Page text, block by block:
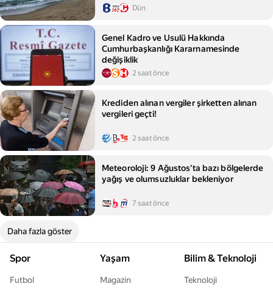
Dün
Genel Kadro ve Usulü Hakkında
Cumhurbaşkanlığı Kararnamesinde
değişiklik
2 saat önce
Krediden alınan vergiler şirketten alınan
vergileri geçti!
2 saat önce
Meteoroloji: 9 Ağustos'ta bazı bölgelerde
yağış ve olumsuzluklar bekleniyor
7 saat önce
Daha fazla göster
Spor
Futbol
Yaşam
Magazin
Bilim & Teknoloji
Teknoloji